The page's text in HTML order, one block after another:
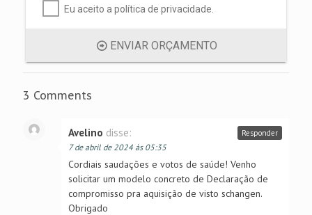
Eu aceito a política de privacidade.
ENVIAR ORÇAMENTO
3 Comments
Avelino disse:
7 de abril de 2024 às 05:35
Cordiais saudações e votos de saúde! Venho
solicitar um modelo concreto de Declaração de
compromisso pra aquisição de visto schangen.
Obrigado
Responder